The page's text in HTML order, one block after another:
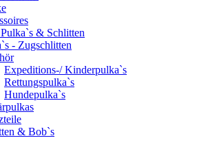
& Schlitten
- Zugschlitten
Expeditions-/ Kinderpulka`s
Rettungspulka`s
Hundepulka`s
& Bob`s